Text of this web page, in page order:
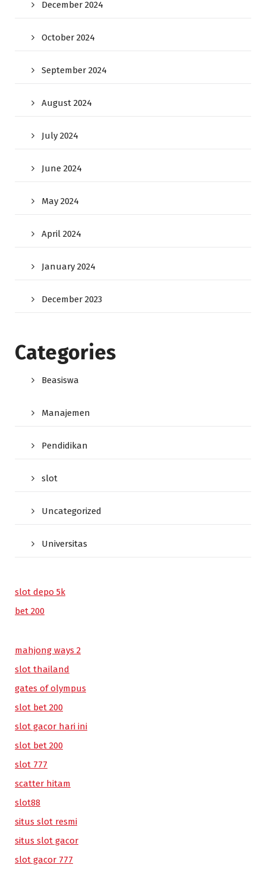
December 2024
October 2024
September 2024
August 2024
July 2024
June 2024
May 2024
April 2024
January 2024
December 2023
Categories
Beasiswa
Manajemen
Pendidikan
slot
Uncategorized
Universitas
slot depo 5k
bet 200
mahjong ways 2
slot thailand
gates of olympus
slot bet 200
slot gacor hari ini
slot bet 200
slot 777
scatter hitam
slot88
situs slot resmi
situs slot gacor
slot gacor 777